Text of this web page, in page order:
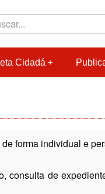
Cidadá
forma individual e
consulta de